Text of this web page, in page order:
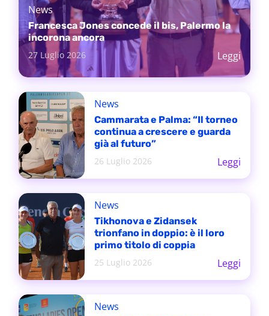
News
Francesca Jones concede il bis, Palermo la
incorona ancora
27 Luglio 2026
Leggi
News
Cammarata e Palma: “Il torneo
continua a crescere e guarda
già al futuro”
26 Luglio 2026
Leggi
News
Tikhonova e Zidansek
trionfano in doppio: è il loro
primo titolo di coppia
25 Luglio 2026
Leggi
News